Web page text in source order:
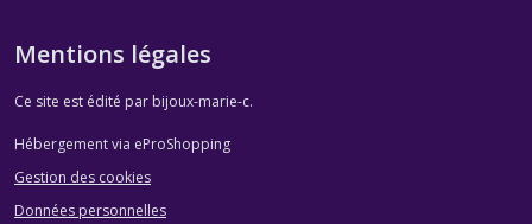
Mentions légales
Ce site est édité par bijoux-marie-c.
Hébergement via eProShopping
Gestion des cookies
Données personnelles